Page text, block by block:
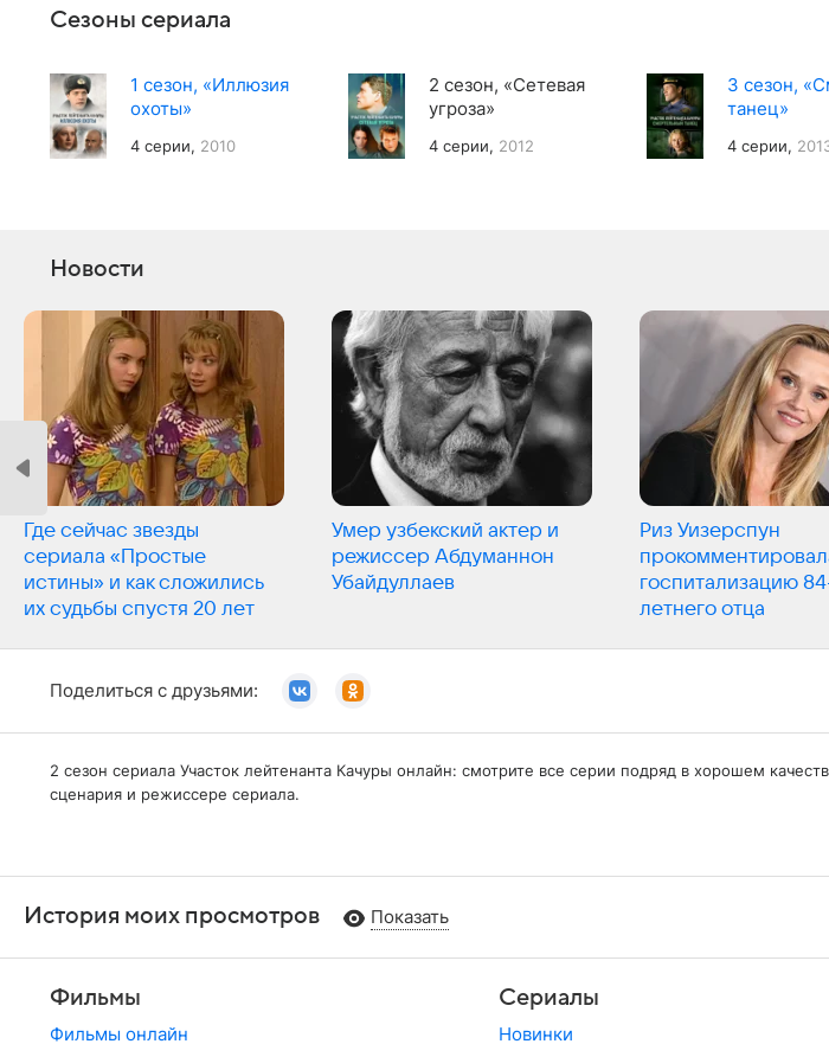
Сезоны сериала
1 сезон, «Иллюзия
охоты»
4 серии, 2010
2 сезон, «Сетевая
угроза»
4 серии, 2012
3 сезон,
танец»
4 серии,
Новости
Где сейчас звезды
сериала «Простые
истины» и как сложились
их судьбы спустя 20 лет
Умер узбекский актер и
режиссер Абдуманнон
Убайдуллаев
Риз Уизерспун
госпитализацию
летнего отца
Поделиться с друзьями:
2 сезон сериала Участок лейтенанта Качуры онлайн: смотрите все серии подряд в хорошем
сценария и режиссере сериала.
История моих просмотров Показать
Фильмы
Фильмы онлайн
Сериалы
Новинки